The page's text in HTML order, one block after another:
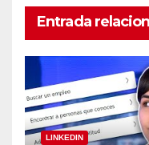
Entrada
LINKEDIN